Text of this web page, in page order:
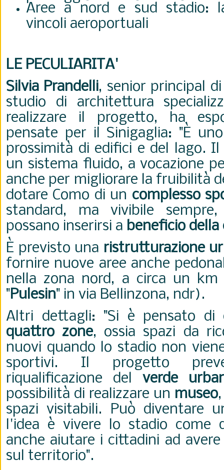
Aree a nord e sud stadio:
vincoli aeroportuali
LE PECULIARITA'
Silvia Prandelli, senior principal
studio di architettura
realizzare il progetto, ha
pensate per il Sinigaglia: "È
prossimità di edifici e del lago.
un sistema fluido, a vocazione
anche per migliorare la fruibilità
dotare Como di un complesso
standard, ma vivibile
possano inserirsi a beneficio
È previsto una ristrutturazione
fornire nuove aree anche
nella zona nord, a circa un km
"Pulesin" in via Bellinzona, ndr).
Altri dettagli: "Si è pensato di
quattro zone, ossia spazi da
nuovi quando lo stadio non
sportivi. Il progetto
riqualificazione del verde
possibilità di realizzare un museo
spazi visitabili. Può diventare
l'idea è vivere lo stadio come
anche aiutare i cittadini ad
sul territorio".